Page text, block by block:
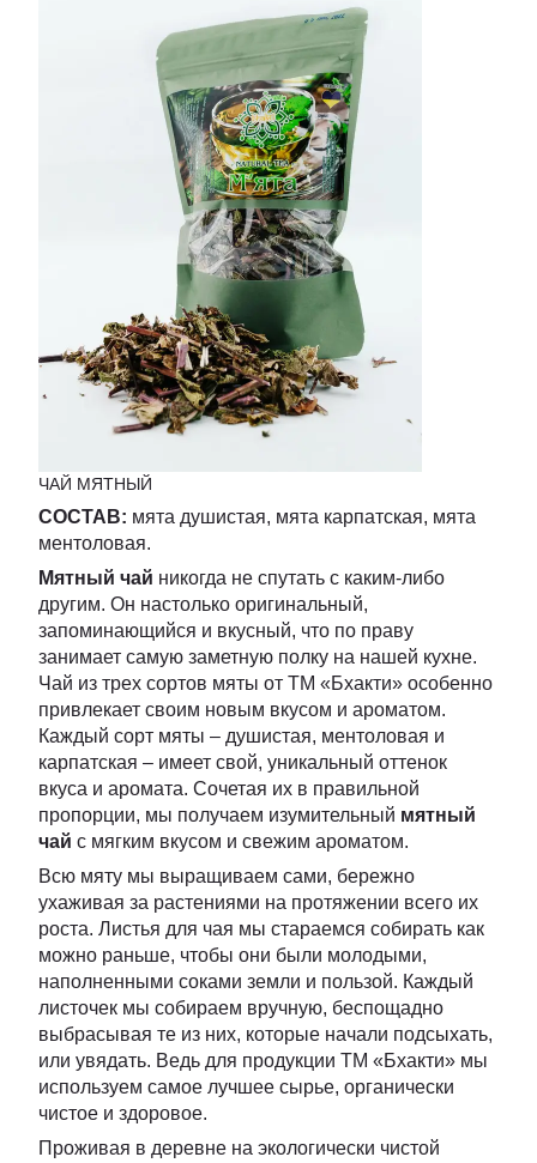
ЧАЙ МЯТНЫЙ
СОСТАВ: мята душистая, мята карпатская, мята
ментоловая.
Мятный чай никогда не спутать с каким-либо
другим. Он настолько оригинальный,
запоминающийся и вкусный, что по праву
занимает самую заметную полку на нашей кухне.
Чай из трех сортов мяты от ТМ «Бхакти» особенно
привлекает своим новым вкусом и ароматом.
Каждый сорт мяты – душистая, ментоловая и
карпатская – имеет свой, уникальный оттенок
вкуса и аромата. Сочетая их в правильной
пропорции, мы получаем изумительный мятный
чай с мягким вкусом и свежим ароматом.
Всю мяту мы выращиваем сами, бережно
ухаживая за растениями на протяжении всего их
роста. Листья для чая мы стараемся собирать как
можно раньше, чтобы они были молодыми,
наполненными соками земли и пользой. Каждый
листочек мы собираем вручную, беспощадно
выбрасывая те из них, которые начали подсыхать,
или увядать. Ведь для продукции ТМ «Бхакти» мы
используем самое лучшее сырье, органически
чистое и здоровое.
Проживая в деревне на экологически чистой